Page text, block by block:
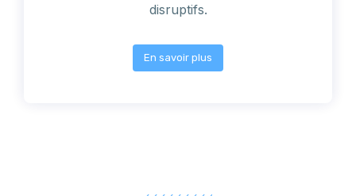
disruptifs.
En savoir plus